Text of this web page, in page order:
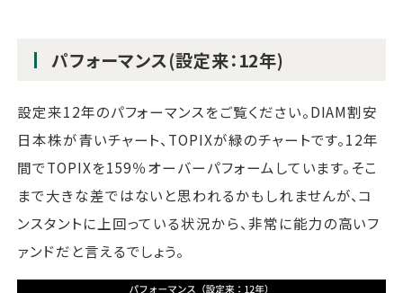
パフォーマンス(設定来：12年)
設定来12年のパフォーマンスをご覧ください。DIAM割安
日本株が青いチャート、TOPIXが緑のチャートです。12年
間でTOPIXを159％オーバーパフォームしています。そこ
まで大きな差ではないと思われるかもしれませんが、コ
ンスタントに上回っている状況から、非常に能力の高いフ
ァンドだと言えるでしょう。